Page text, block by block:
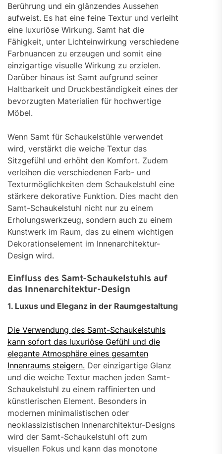
Berührung und ein glänzendes Aussehen
aufweist. Es hat eine feine Textur und verleiht
eine luxuriöse Wirkung. Samt hat die
Fähigkeit, unter Lichteinwirkung verschiedene
Farbnuancen zu erzeugen und somit eine
einzigartige visuelle Wirkung zu erzielen.
Darüber hinaus ist Samt aufgrund seiner
Haltbarkeit und Druckbeständigkeit eines der
bevorzugten Materialien für hochwertige
Möbel.
Wenn Samt für Schaukelstühle verwendet
wird, verstärkt die weiche Textur das
Sitzgefühl und erhöht den Komfort. Zudem
verleihen die verschiedenen Farb- und
Texturmöglichkeiten dem Schaukelstuhl eine
stärkere dekorative Funktion. Dies macht den
Samt-Schaukelstuhl nicht nur zu einem
Erholungswerkzeug, sondern auch zu einem
Kunstwerk im Raum, das zu einem wichtigen
Dekorationselement im Innenarchitektur-
Design wird.
Einfluss des Samt-Schaukelstuhls auf
das Innenarchitektur-Design
1. Luxus und Eleganz in der Raumgestaltung
Die Verwendung des Samt-Schaukelstuhls
kann sofort das luxuriöse Gefühl und die
elegante Atmosphäre eines gesamten
Innenraums steigern. Der einzigartige Glanz
und die weiche Textur machen jeden Samt-
Schaukelstuhl zu einem raffinierten und
künstlerischen Element. Besonders in
modernen minimalistischen oder
neoklassizistischen Innenarchitektur-Designs
wird der Samt-Schaukelstuhl oft zum
visuellen Fokus und kann das monotone